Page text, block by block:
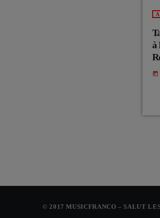
à
today
© 2017 MUSICFRANCO – SALUT